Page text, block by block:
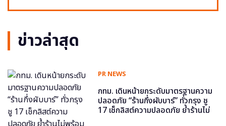
ข่าวล่าสุด
PR NEWS
กทม. เดินหน้ายกระดับมาตรฐานความ
ปลอดภัย “ร้านกึ่งผับบาร์” ทั่วกรุง ชู
17 เช็กลิสต์ความปลอดภัย ย้ำร้านไม่